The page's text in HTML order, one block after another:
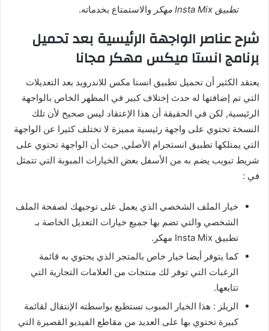
تطبيق Insta Mix مهكر
والاستمتاع بخدماته.
شرح عناصر الواجهة الرئيسية بعد تحميل
برنامج انستا ميكس مهكر مجانا
يعتقد الكثير أن تحميل تطبيق انستا مكس للاندرويد بعد التعديلات
التي تم إضافتها له حدث إختلاف كبير في المظهر الخاص بالواجهة
الرئيسية, لكن في الحقيقة أن هذا الإعتقاد ليس صحيح لأن تلك
النسخة تحتوي على واجهة رئيسية مميزة لا تختلف كثيرا عن الواجهة
التي يمتلكها تطبيق انستجرام الأصلي, حيث أن الواجهة تحتوي على
شريط تبويب يضم به من الأسفل بعض الخيارات المبوبة التي تتمثل
في :
خيار الملف الشخصي الذي يعمل على توجيهك لصفحة الملف
الشخصي والتي تضم بها جميع خيارات التعديل الخاصة بـ
تطبيق Insta Mix مهكر.
كما يتوفر أيضا خيار خاص بالمتجر الذي يحتوي به قائمة
الرغبات التي توفر لك منتجات من العلامات التجارية التي
تتابعها.
الريلز : هذا الخيار المبوب تستطيع بواسطته الإنتقال لقائمة
كبيرة تحتوي بها على العديد من مقاطع الفيديو القصيرة التي